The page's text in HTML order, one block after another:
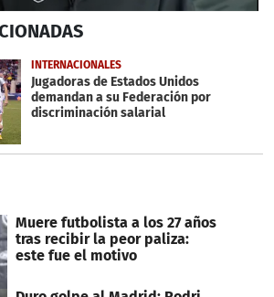
INTERNACIONALES
Jugadoras de Estados Unidos
demandan a su Federación por
discriminación salarial
Muere futbolista a los 27 años
tras recibir la peor paliza:
este fue el motivo